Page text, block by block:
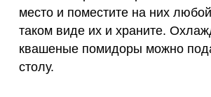
20 мкг 0
место и поместите на них
таком виде их и храните.
квашеные помидоры можно
столу.